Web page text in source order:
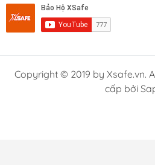
Copyright © 2019 by Xsafe.vn.
cấp bởi